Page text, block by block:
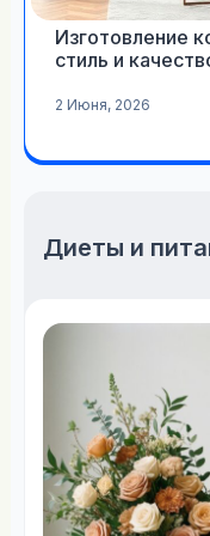
Изготовление
стиль и
2 Июня, 2026
Диеты и